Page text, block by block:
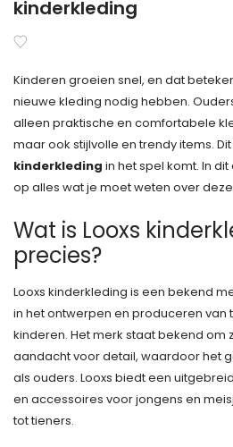
kinderkleding
Kinderen groeien snel, en dat
nieuwe kleding nodig hebben.
alleen praktische en comfortabele
maar ook stijlvolle en trendy items.
kinderkleding in het spel komt. In
op alles wat je moet weten over
Wat is Looxs
precies?
Looxs kinderkleding is een bekend
in het ontwerpen en produceren van
kinderen. Het merk staat bekend om
aandacht voor detail, waardoor het
als ouders. Looxs biedt een
en accessoires voor jongens en
tot tieners.